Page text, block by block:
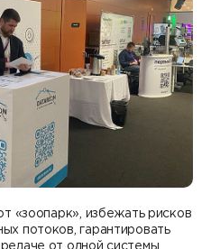
«зоопарк», избежать рисков
потоков, гарантировать
от одной системы